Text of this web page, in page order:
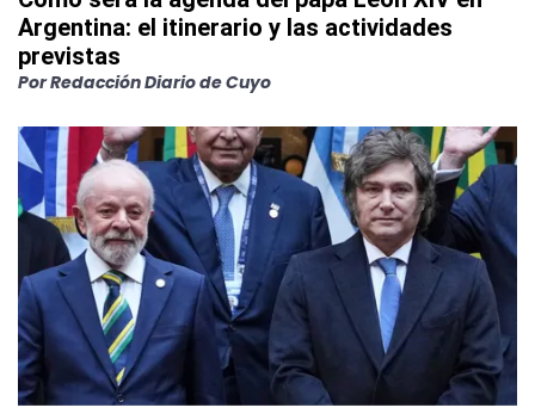
Argentina: el itinerario y las actividades
previstas
PorRedacción Diario de Cuyo